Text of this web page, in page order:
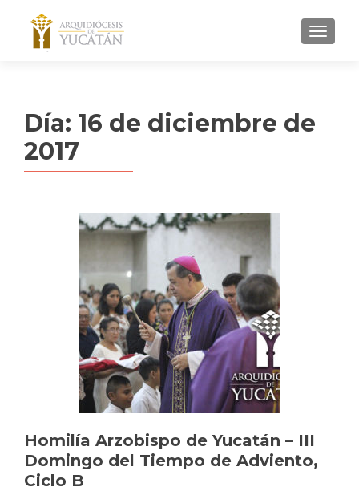
MENU
Día: 16 de diciembre de
2017
Homilía Arzobispo de Yucatán – III
Domingo del Tiempo de Adviento,
Ciclo B